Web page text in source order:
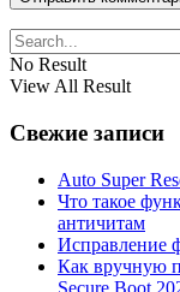
No Result
View All Result
Свежие записи
Auto Super
Что такое
античитам
Исправление
Как вручную
Secure Boot